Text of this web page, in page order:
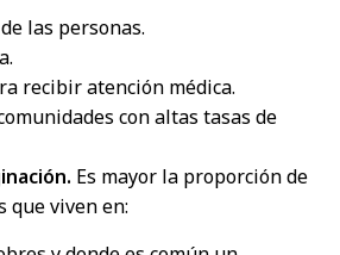
las personas.
recibir atención médica.
con altas tasas de
Es mayor la proporción de
que viven en: